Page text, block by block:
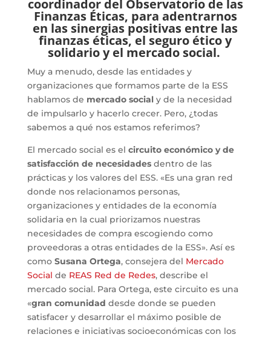
coordinador del Observatorio de las
Finanzas Éticas, para adentrarnos
en las sinergias positivas entre las
finanzas éticas, el seguro ético y
solidario y el mercado social.
Muy a menudo, desde las entidades y
organizaciones que formamos parte de la ESS
hablamos de mercado socialy de la necesidad
de impulsarlo y hacerlo crecer. Pero, ¿todas
sabemos a qué nos estamos referimos?
El mercado social es el circuito económico y de
satisfacción de necesidadesdentro de las
prácticas y los valores del ESS. «Es una gran red
donde nos relacionamos personas,
organizaciones y entidades de la economía
solidaria en la cual priorizamos nuestras
necesidades de compra escogiendo como
proveedoras a otras entidades de la ESS». Así es
como Susana Ortega, consejera del Mercado
Social de REAS Red de Redes, describe el
mercado social. Para Ortega, este circuito es una
«gran comunidad desde donde se pueden
satisfacer y desarrollar el máximo posible de
relaciones e iniciativas socioeconómicas con los